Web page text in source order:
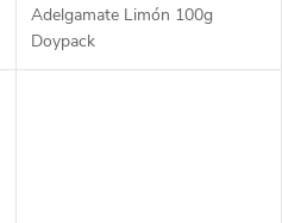
Adelgamate Limón 100g
Doypack